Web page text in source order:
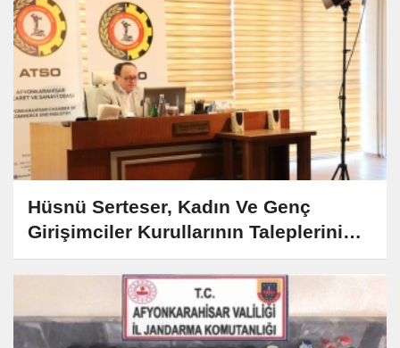
Hüsnü Serteser, Kadın Ve Genç
Girişimciler Kurullarının Taleplerini
Dinledi